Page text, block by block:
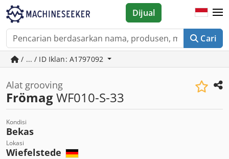
Cari
Dijual
/ ... / ID Iklan: A1797092
Alat grooving
FrömagWF010-S-33
Kondisi
Bekas
Lokasi
Wiefelstede